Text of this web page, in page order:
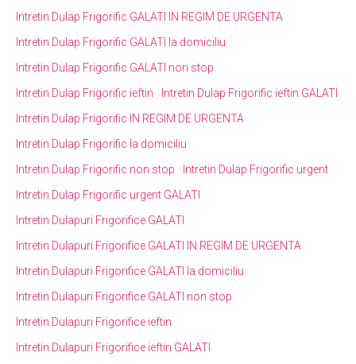
Intretin Dulap Frigorific GALATI IN REGIM DE URGENTA
Intretin Dulap Frigorific GALATI la domiciliu
Intretin Dulap Frigorific GALATI non stop
Intretin Dulap Frigorific ieftin
Intretin Dulap Frigorific ieftin GALATI
Intretin Dulap Frigorific IN REGIM DE URGENTA
Intretin Dulap Frigorific la domiciliu
Intretin Dulap Frigorific non stop
Intretin Dulap Frigorific urgent
Intretin Dulap Frigorific urgent GALATI
Intretin Dulapuri Frigorifice GALATI
Intretin Dulapuri Frigorifice GALATI IN REGIM DE URGENTA
Intretin Dulapuri Frigorifice GALATI la domiciliu
Intretin Dulapuri Frigorifice GALATI non stop
Intretin Dulapuri Frigorifice ieftin
Intretin Dulapuri Frigorifice ieftin GALATI